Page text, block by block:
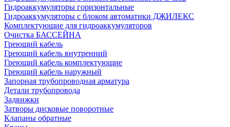
Гидроаккумуляторы горизонтальные
Гидроаккумуляторы с блоком автоматики ДЖИЛЕКС
Комплектующие для гидроаккумуляторов
Очистка БАССЕЙНА
Греющий кабель
Греющий кабель внутренний
Греющий кабель комплектующие
Греющий кабель наружный
Запорная трубопроводная арматура
Детали трубопровода
Задвижки
Затворы дисковые поворотные
Клапаны обратные